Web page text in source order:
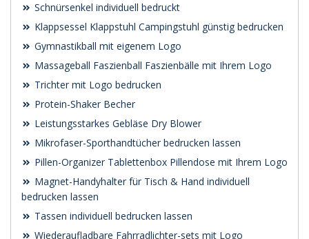
Schnürsenkel individuell bedruckt
Klappsessel Klappstuhl Campingstuhl günstig bedrucken
Gymnastikball mit eigenem Logo
Massageball Faszienball Faszienbälle mit Ihrem Logo
Trichter mit Logo bedrucken
Protein-Shaker Becher
Leistungsstarkes Gebläse Dry Blower
Mikrofaser-Sporthandtücher bedrucken lassen
Pillen-Organizer Tablettenbox Pillendose mit Ihrem Logo
Magnet-Handyhalter für Tisch & Hand individuell
bedrucken lassen
Tassen individuell bedrucken lassen
Wiederaufladbare Fahrradlichter-sets mit Logo